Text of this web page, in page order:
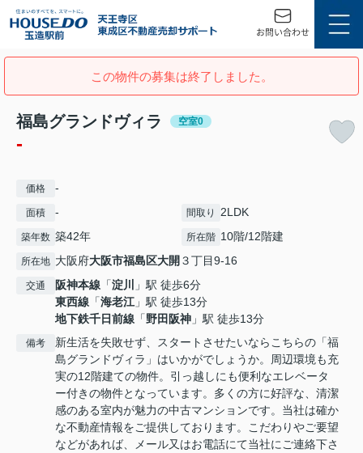
この物件の募集は終了しました。
福島グランドヴィラ 空室0
-
価格 -
面積 - 間取り 2LDK
築年数 築42年 所在階 10階/12階建
所在地 大阪府大阪市福島区大開 ３丁目9-16
交通 阪神本線 「淀川
」駅 徒歩6分
東西線 「海老江 」駅 徒歩13分
地下鉄千日前線 「野田阪神 」駅 徒歩13分
備考
新生活を失敗せず、スタートさせたいならこちらの「福
島グランドヴィラ」はいかがでしょうか。周辺環境も充
実の12階建ての物件。引っ越しにも便利なエレベータ
ー付きの物件となっています。多くの方に好評な、清潔
感のある室内が魅力の中古マンションです。当社は確か
な不動産情報をご提供しております。こだわりやご要望
などがあれば、メール又はお電話にて当社にご連絡下さ